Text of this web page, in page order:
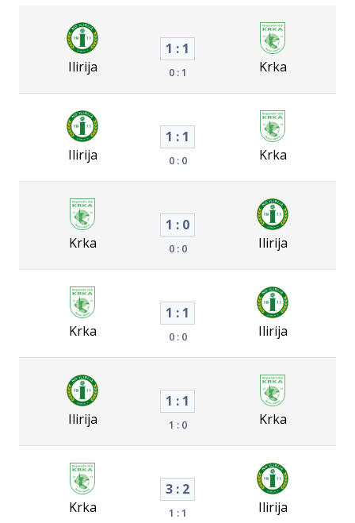
Ilirija
1 : 1
0 : 1 Krka
Ilirija
1 : 1
0 : 0 Krka
Krka
1 : 0
0 : 0 Ilirija
Krka
1 : 1
0 : 0 Ilirija
Ilirija
1 : 1
1 : 0 Krka
Krka
3 : 2
1 : 1 Ilirija